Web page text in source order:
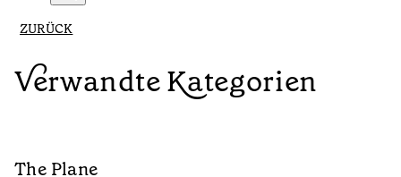
ZURÜCK
Verwandte Kategorien
The Plane